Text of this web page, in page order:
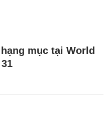
mục tại World